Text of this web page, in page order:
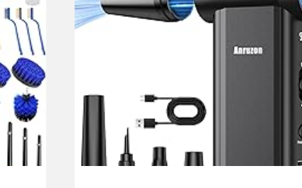
KAMERAREINIGUNGSSET
MIT
VOLLFORMATSENSOR-
REINIGUNGSSTÄBCHE…